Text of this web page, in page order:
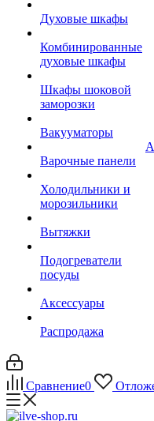
Духовые шкафы
Комбинированные
духовые шкафы
Шкафы шоковой
заморозки
Вакууматоры
Варочные панели
Холодильники и
морозильники
Вытяжки
Подогреватели
посуды
Аксессуары
Распродажа
Сравнение0